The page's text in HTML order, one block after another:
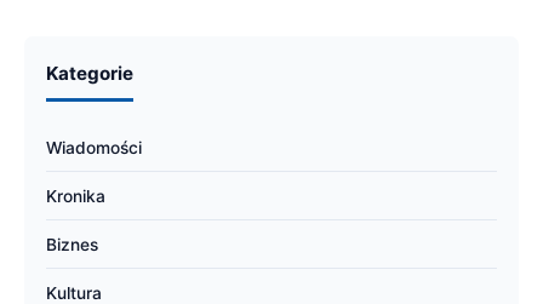
Kategorie
Wiadomości
Kronika
Biznes
Kultura